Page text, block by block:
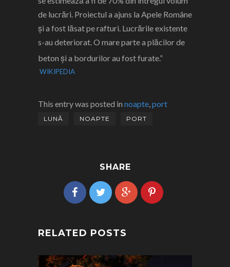
de lucrări. Proiectul a ajuns la Apele Române
și a fost lăsat pe rafturi. Lucrările existente
s-au deteriorat. O mare parte a plăcilor de
beton și a bordurilor au fost furate.”
WIKIPEDIA
This entry was posted in noapte port
LUNĂ NOAPTE PORT
SHARE
RELATED POSTS